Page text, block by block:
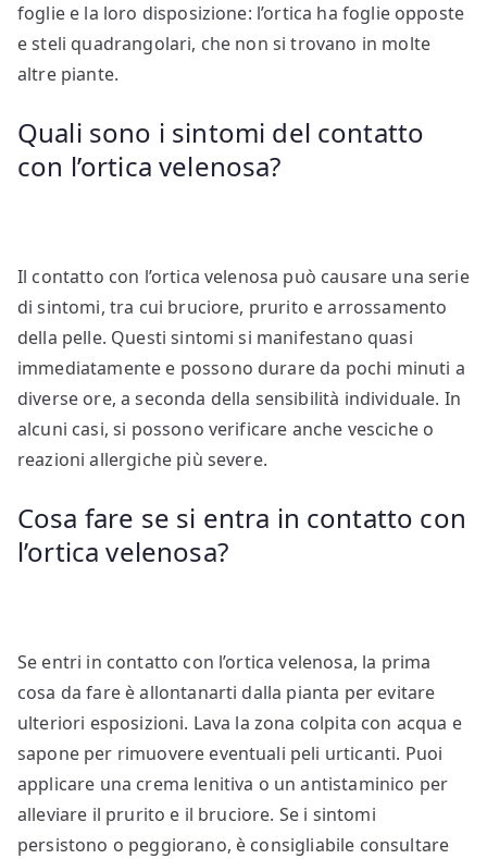
foglie e la loro disposizione: l’ortica ha foglie opposte
e steli quadrangolari, che non si trovano in molte
altre piante.
Quali sono i sintomi del contatto
con l’ortica velenosa?
Il contatto con l’ortica velenosa può causare una serie
di sintomi, tra cui bruciore, prurito e arrossamento
della pelle. Questi sintomi si manifestano quasi
immediatamente e possono durare da pochi minuti a
diverse ore, a seconda della sensibilità individuale. In
alcuni casi, si possono verificare anche vesciche o
reazioni allergiche più severe.
Cosa fare se si entra in contatto con
l’ortica velenosa?
Se entri in contatto con l’ortica velenosa, la prima
cosa da fare è allontanarti dalla pianta per evitare
ulteriori esposizioni. Lava la zona colpita con acqua e
sapone per rimuovere eventuali peli urticanti. Puoi
applicare una crema lenitiva o un antistaminico per
alleviare il prurito e il bruciore. Se i sintomi
persistono o peggiorano, è consigliabile consultare